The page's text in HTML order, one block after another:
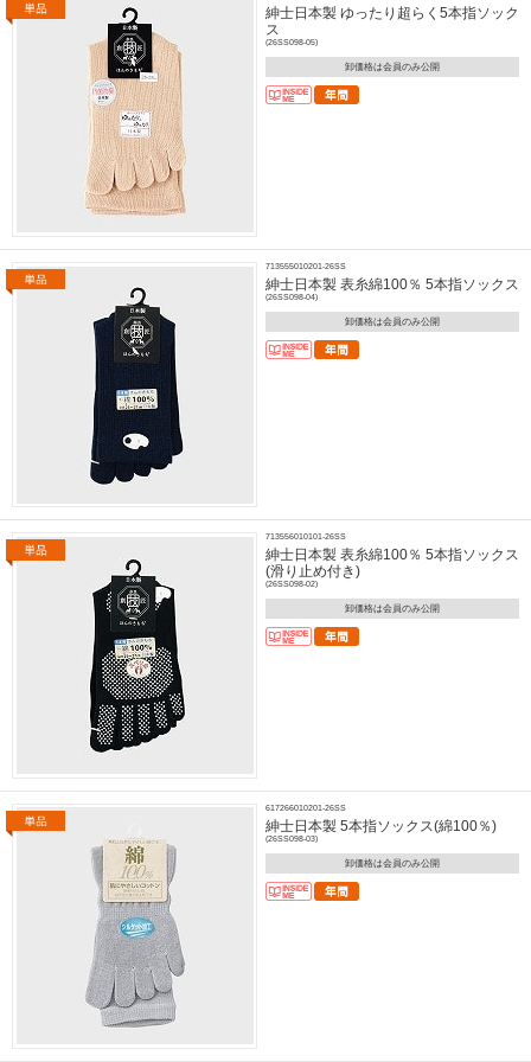
紳士日本製 ゆったり超らく5本指ソック
ス
(26SS098-05)
卸価格は会員のみ公開
713555010201-26SS
紳士日本製 表糸綿100％ 5本指ソックス
(26SS098-04)
卸価格は会員のみ公開
713556010101-26SS
紳士日本製 表糸綿100％ 5本指ソックス
(滑り止め付き)
(26SS098-02)
卸価格は会員のみ公開
617266010201-26SS
紳士日本製 5本指ソックス(綿100％)
(26SS098-03)
卸価格は会員のみ公開